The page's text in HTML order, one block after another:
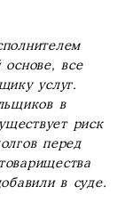
основе, все
услуг.
в
риск
перед
в суде.